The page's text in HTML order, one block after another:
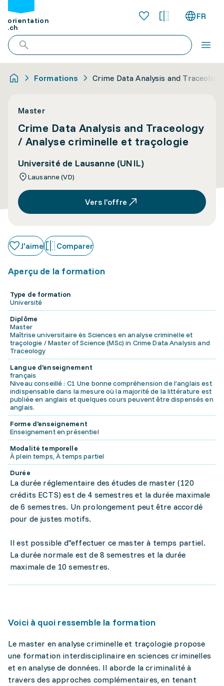
orientation
.ch
FR
Formations Crime Data Analysis and
Master
Crime Data Analysis and Traceology
/ Analyse criminelle et traçologie
Université de Lausanne (UNIL)
Lausanne (VD)
Vers l’offre
J'aime Comparer
Aperçu de la formation
Type de formation
Université
Diplôme
Master
Maîtrise universitaire ès Sciences en analyse criminelle et
traçologie / Master of Science (MSc) in Crime Data Analysis and
Traceology
Langue d'enseignement
français
Niveau conseillé : C1 Une bonne compréhension de l’anglais est
indispensable dans la mesure où la majorité de la littérature est
publiée en anglais et quelques cours peuvent être dispensés en
anglais.
Forme d'enseignement
Enseignement en présentiel
Modalité temporelle
À plein temps, À temps partiel
Durée
La durée réglementaire des études de master (120
crédits ECTS) est de 4 semestres et la durée maximale
de 6 semestres. Un prolongement peut être accordé
pour de justes motifs.
Il est possible d''effectuer ce master à temps partiel.
La durée normale est de 8 semestres et la durée
maximale de 10 semestres.
Voici à quoi ressemble la formation
Le master en analyse criminelle et traçologie propose
une formation interdisciplinaire en sciences criminelles
et en analyse de données. Il aborde la criminalité à
travers des approches complémentaires, en tenant